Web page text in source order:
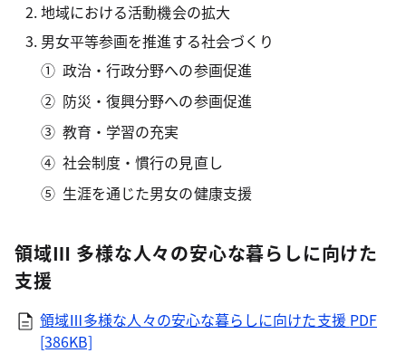
地域における活動機会の拡大
男女平等参画を推進する社会づくり
政治・行政分野への参画促進
防災・復興分野への参画促進
教育・学習の充実
社会制度・慣行の見直し
生涯を通じた男女の健康支援
領域Ⅲ 多様な人々の安心な暮らしに向けた
支援
領域Ⅲ多様な人々の安心な暮らしに向けた支援 PDF
[386KB]